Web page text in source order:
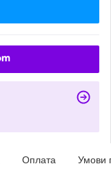
Оплата Умови